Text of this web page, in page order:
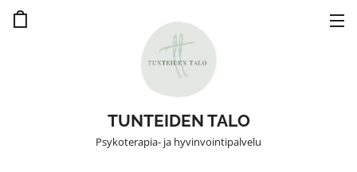
TUNTEIDEN TALO
Psykoterapia- ja hyvinvointipalvelu